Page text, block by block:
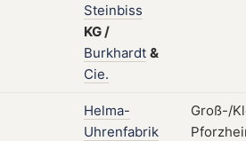
Steinbiss
KG/
Burkhardt &
Cie.
Helma-
Uhrenfabrik
Groß-/